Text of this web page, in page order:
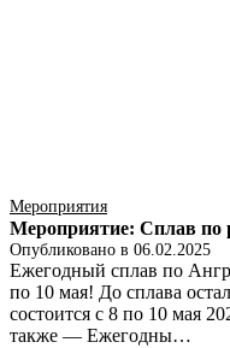
Мероприятия
Мероприятие: Сплав
Опубликовано в 06.02.2025
Ежегодный сплав по
по 10 мая! До сплава
состоится с 8 по 10 мая
также — Ежегодны…